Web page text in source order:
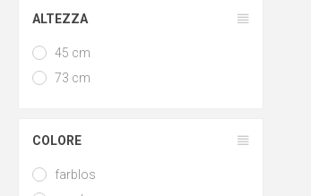
ALTEZZA
45 cm
73 cm
COLORE
farblos